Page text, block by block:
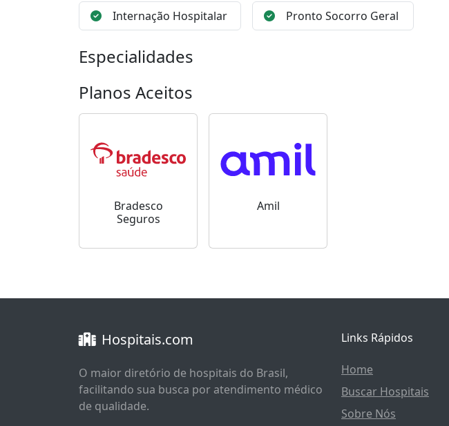
Internação Hospitalar Pronto Socorro Geral
Especialidades
Planos Aceitos
Bradesco
Seguros
Amil
Hospitais.com
O maior diretório de hospitais do Brasil,
facilitando sua busca por atendimento médico
de qualidade.
Links Rápidos
Home
Buscar Hospitais
Sobre Nós